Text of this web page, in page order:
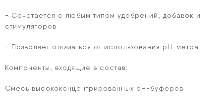
- Сочетается с любым типом удобрений, добавок и
стимуляторов
- Позволяет отказаться от использования рН-метра
Компоненты, входящие в состав:
Смесь высококонцентрированных рН-буферов